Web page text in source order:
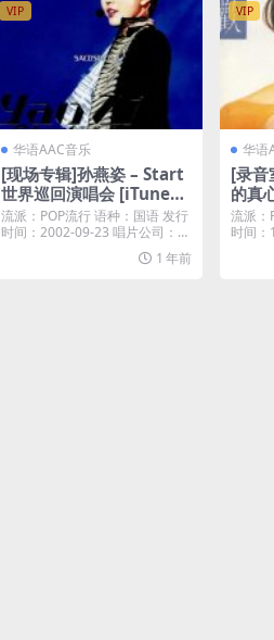
VIP
华语AAC音乐
[现场专辑]孙燕姿 – Start
世界巡回演唱会 [iTunes
Plus M4A]
流派：POP流行 语种：国语 发行
时间：2002-09-23 唱片公司：华
1 年前
VIP
华语
[录音
的真
s
流派：
时间：